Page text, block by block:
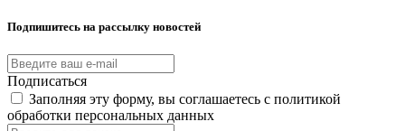
Подпишитесь на рассылку новостей
Подписаться
Заполняя эту форму, вы соглашаетесь с политикой
обработки персональных данных